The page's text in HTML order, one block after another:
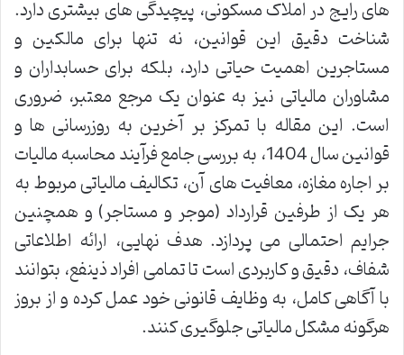
های رایج در املاک مسکونی، پیچیدگی های بیشتری دارد.
شناخت دقیق این قوانین، نه تنها برای مالکین و
مستاجرین اهمیت حیاتی دارد، بلکه برای حسابداران و
مشاوران مالیاتی نیز به عنوان یک مرجع معتبر، ضروری
است. این مقاله با تمرکز بر آخرین به روزرسانی ها و
قوانین سال 1404، به بررسی جامع فرآیند محاسبه مالیات
بر اجاره مغازه، معافیت های آن، تکالیف مالیاتی مربوط به
هر یک از طرفین قرارداد (موجر و مستاجر) و همچنین
جرایم احتمالی می پردازد. هدف نهایی، ارائه اطلاعاتی
شفاف، دقیق و کاربردی است تا تمامی افراد ذینفع، بتوانند
با آگاهی کامل، به وظایف قانونی خود عمل کرده و از بروز
هرگونه مشکل مالیاتی جلوگیری کنند.